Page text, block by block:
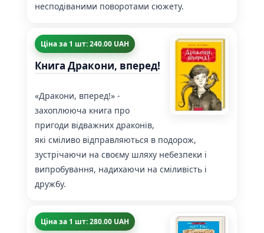
несподіваними поворотами сюжету.
Ціна за 1 шт: 240.00 UAH
Книга Дракони, вперед!
«Дракони, вперед!» -
захоплююча книга про
пригоди відважних драконів,
які сміливо відправляються в подорож,
зустрічаючи на своєму шляху небезпеки і
випробування, надихаючи на сміливість і
дружбу.
Ціна за 1 шт: 280.00 UAH